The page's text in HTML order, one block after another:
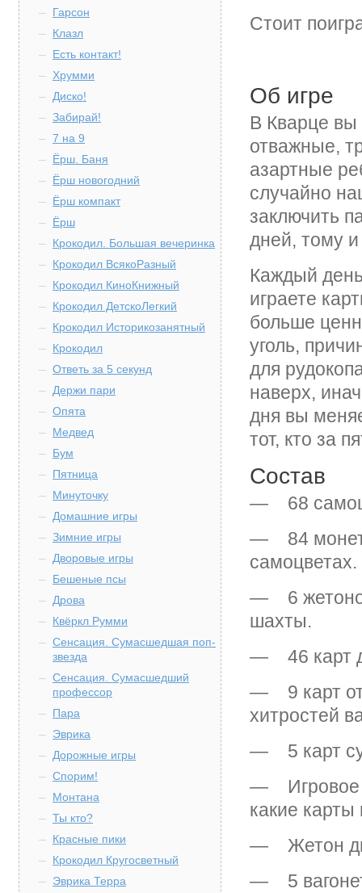
Гарсон
Клазл
Есть контакт!
Хрумми
Диско!
Забирай!
7 на 9
Ёрш. Баня
Ёрш новогодний
Ёрш компакт
Ёрш
Крокодил. Большая вечеринка
Крокодил ВсякоРазный
Крокодил КиноКнижный
Крокодил ДетскоЛегкий
Крокодил Историкозанятный
Крокодил
Ответь за 5 секунд
Держи пари
Опята
Медвед
Бум
Пятница
Минуточку
Домашние игры
Зимние игры
Дворовые игры
Бешеные псы
Дрова
Квёркл Румми
Сенсация. Сумасшедшая поп-
звезда
Сенсация. Сумасшедший
профессор
Пара
Эврика
Дорожные игры
Спорим!
Монтана
Ты кто?
Красные пики
Крокодил Кругосветный
Эврика Терра
Стоит
Об игре
В Кварце вы
отважные,
азартные
случайно
заключить
дней, тому
Каждый
играете
больше
уголь,
для
наверх,
дня вы
тот, кто за
Состав
— 68
— 84
самоцветах.
— 6 жетонов
шахты.
— 46 карт
— 9 карт
хитростей
— 5 карт
— Игровое
какие карты
— Жетон
— 5